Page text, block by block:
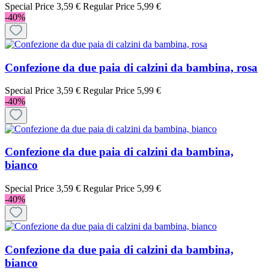
Special Price 3,59 € Regular Price 5,99 €
-40%
Confezione da due paia di calzini da bambina, rosa
Special Price 3,59 € Regular Price 5,99 €
-40%
Confezione da due paia di calzini da bambina,
bianco
Special Price 3,59 € Regular Price 5,99 €
-40%
Confezione da due paia di calzini da bambina,
bianco